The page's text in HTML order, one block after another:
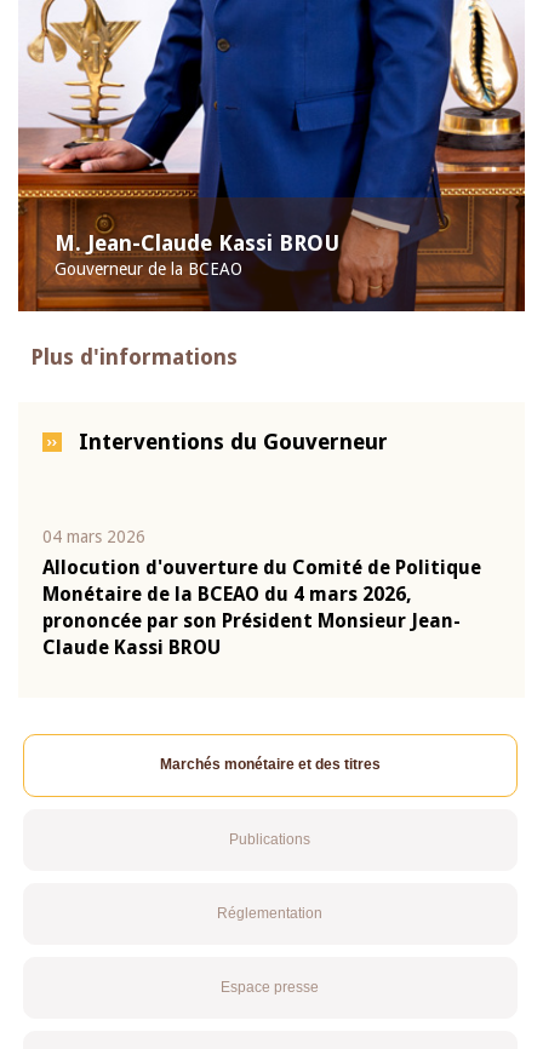
M. Jean-Claude Kassi BROU
Gouverneur de la BCEAO
Plus d'informations
Interventions du Gouverneur
04 mars 2026
Allocution d'ouverture du Comité de Politique
Monétaire de la BCEAO du 4 mars 2026,
prononcée par son Président Monsieur Jean-
Claude Kassi BROU
Marchés monétaire et des titres
Publications
Réglementation
Espace presse